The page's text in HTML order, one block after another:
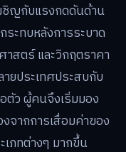
ชิญกับแรงกดดันด้าน
ะทบหลังการระบาด
สตร์ และวิกฤตราคา
ยประเทศประสบกับ
ตัว ผู้คนจึงเริ่มมอง
จากการเสื่อมค่าของ
ภทต่างๆ มากขึ้น